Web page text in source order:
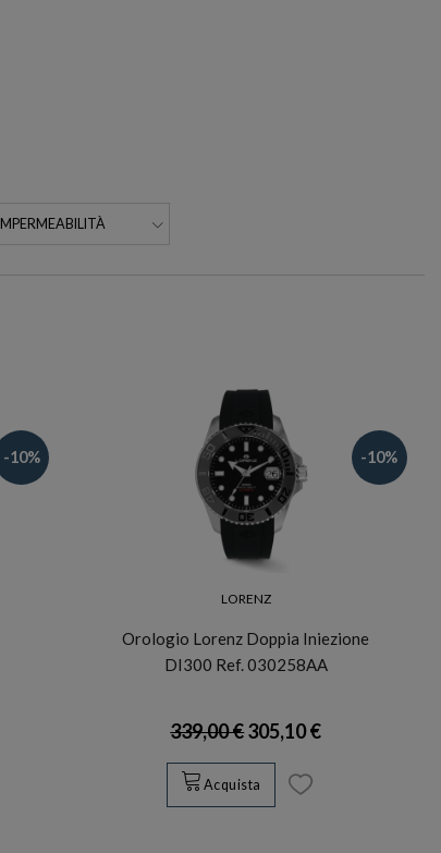
IMPERMEABILITÀ
-10% -10%
LORENZ
Orologio Lorenz Doppia Iniezione
DI300 Ref. 030258AA
339,00 €305,10 €
Acquista